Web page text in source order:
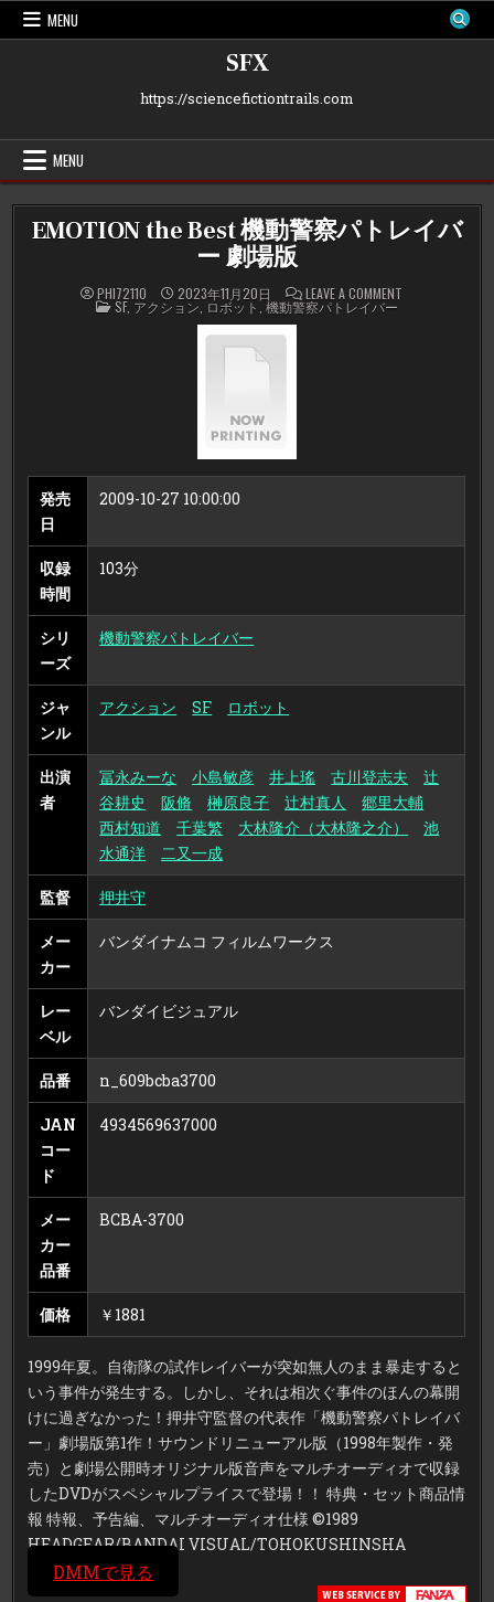
Skip
MENU
SFX
https://sciencefictiontrails.com
MENU
EMOTION the Best 機動警察パトレイバ
ー 劇場版
PHI72110 2023年11月20日 LEAVE A COMMENT
劇
POSTED
IN
SF,アクション,ロボット ,機動警察パトレイバー
発売
日
2009-10-27 10:00:00
収録
時間
103分
シリ
ーズ
機動警察パトレイバー
ジャ
ンル
アクション SF ロボット
出演
者
冨永みーな 小島敏彦 井上瑤 古川登志夫
辻
谷耕史
阪脩 榊原良子 辻村真人
郷里大輔
西村知道
千葉繁 大林隆介（大林隆之介）
池
水通洋
二又一成
監督 押井守
メー
カー
バンダイナムコ フィルムワークス
レー
ベル
バンダイビジュアル
品番 n_609bcba3700
JAN
コー
ド
4934569637000
メー
カー
品番
BCBA-3700
価格 ￥1881
1999年夏。自衛隊の試作レイバーが突如無人のまま暴走すると
いう事件が発生する。しかし、それは相次ぐ事件のほんの幕開
けに過ぎなかった！押井守監督の代表作「機動警察パトレイバ
ー」劇場版第1作！サウンドリニューアル版（1998年製作・発
売）と劇場公開時オリジナル版音声をマルチオーディオで収録
したDVDがスペシャルプライスで登場！！ 特典・セット商品情
報 特報、予告編、マルチオーディオ仕様 ©1989
HEADGEAR/BANDAI VISUAL/TOHOKUSHINSHA
DMMで見る